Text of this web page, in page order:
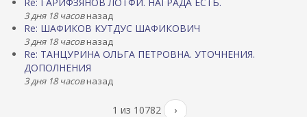
3 дня 18 часовназад
Re: ШАФИКОВ КУТДУС ШАФИКОВИЧ
3 дня 18 часовназад
Re: ТАНЦУРИНА ОЛЬГА ПЕТРОВНА. УТОЧНЕНИЯ.
ДОПОЛНЕНИЯ
3 дня 18 часовназад
1 из 10782 ›